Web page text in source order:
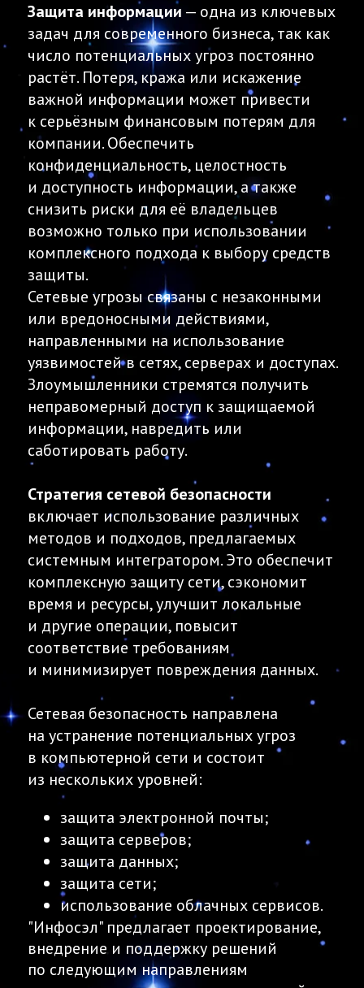
Защита информации — одна из ключевых
задач для современного бизнеса, так как
число потенциальных угроз постоянно
растёт. Потеря, кража или искажение
важной информации может привести
к серьёзным финансовым потерям для
компании. Обеспечить
конфиденциальность, целостность
и доступность информации, а также
снизить риски для её владельцев
возможно только при использовании
комплексного подхода к выбору средств
защиты.
Сетевые угрозы связаны с незаконными
или вредоносными действиями,
направленными на использование
уязвимостей в сетях, серверах и доступах.
Злоумышленники стремятся получить
неправомерный доступ к защищаемой
информации, навредить или
саботировать работу.
Стратегия сетевой безопасности
включает использование различных
методов и подходов, предлагаемых
системным интегратором. Это обеспечит
комплексную защиту сети, сэкономит
время и ресурсы, улучшит локальные
и другие операции, повысит
соответствие требованиям
и минимизирует повреждения данных.
Сетевая безопасность направлена
на устранение потенциальных угроз
в компьютерной сети и состоит
из нескольких уровней:
защита электронной почты;
защита серверов;
защита данных;
защита сети;
использование облачных сервисов.
"Инфосэл" предлагает проектирование,
внедрение и поддержку решений
по следующим направлениям